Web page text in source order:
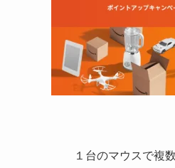
１台のマウスで複